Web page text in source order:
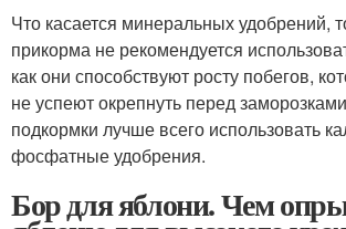
Что касается минеральных удобрений,
прикорма не рекомендуется
как они способствуют росту побегов,
не успеют окрепнуть перед
подкормки лучше всего использовать
фосфатные удобрения.
Бор для яблони. Чем